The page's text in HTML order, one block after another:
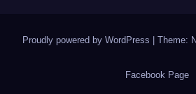
Proudly powered by WordPress | Theme:
Facebook Page